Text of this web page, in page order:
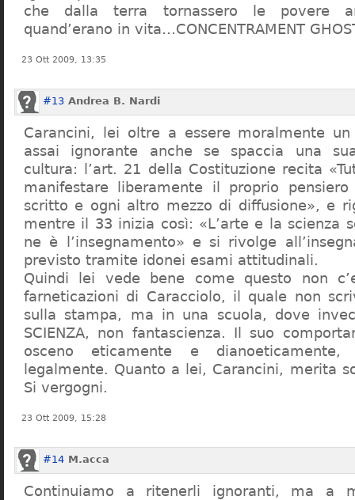
che dalla terra tornassero le povere
quand’erano in vita…CONCENTRAMENT
23 Ott 2009, 13:35
#13 Andrea B. Nardi
Carancini, lei oltre a essere moralmente
assai ignorante anche se spaccia una
cultura: l’art. 21 della Costituzione recita
manifestare liberamente il proprio
scritto e ogni altro mezzo di diffusione», e
mentre il 33 inizia così: «L’arte e la scienza
ne è l’insegnamento» e si rivolge
previsto tramite idonei esami attitudinali.
Quindi lei vede bene come questo non
farneticazioni di Caracciolo, il quale non
sulla stampa, ma in una scuola, dove
SCIENZA, non fantascienza. Il suo
osceno eticamente e dianoeticamente,
legalmente. Quanto a lei, Carancini, merita
Si vergogni.
23 Ott 2009, 15:28
#14 M.acca
Continuiamo a ritenerli ignoranti, ma a